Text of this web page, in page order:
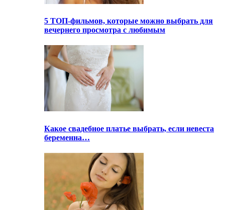
5 ТОП-фильмов, которые можно выбрать для
вечернего просмотра с любимым
Какое свадебное платье выбрать, если невеста
беременна…